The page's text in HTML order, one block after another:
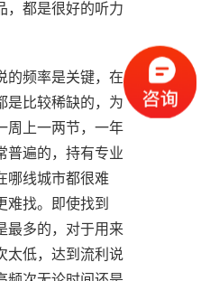
，都是很好的听力
频率是关键，在
是比较稀缺的，为
周上一两节，一年
普遍的，持有专业
哪线城市都很难
难找。即使找到
最多的，对于用来
太低，达到流利说